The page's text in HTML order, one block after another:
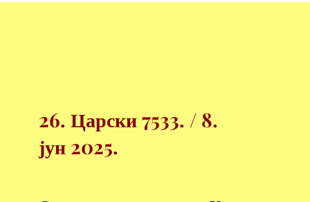
26. Царски7533. / 8.
јун2025.